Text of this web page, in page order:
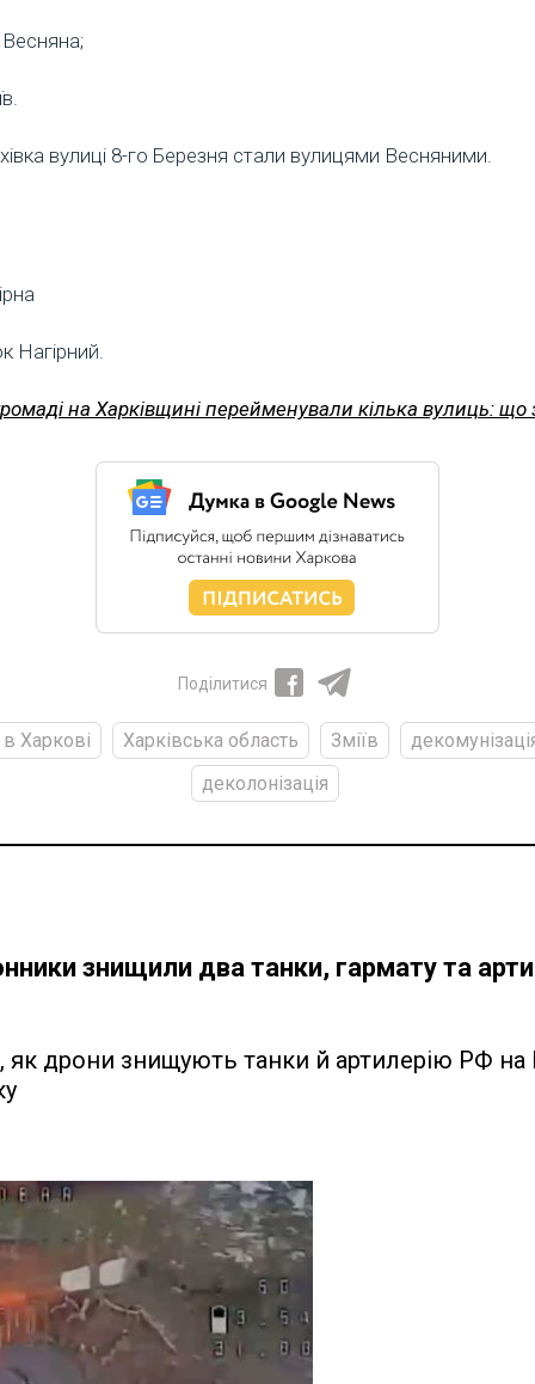
вулиці 8-го Березня стали вулицями Весняними.
Нагірний.
на Харківщині перейменували кілька вулиць: що
Поділитися
Харкові Харківська область Зміїв
деколонізація
знищили два танки, гармату та
дрони знищують танки й артилерію РФ на